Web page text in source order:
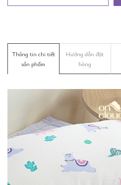
Thông tin chi tiết
sản phẩm
Hướng dẫn đặt
hàng